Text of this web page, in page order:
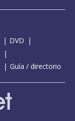
DVD
Guía / directorio